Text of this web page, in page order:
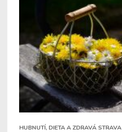
HUBNUTÍ, DIETA A ZDRAVÁ STRAVA